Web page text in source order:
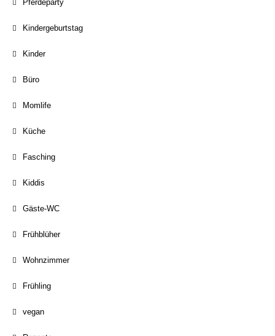
Pferdeparty
Kindergeburtstag
Kinder
Büro
Momlife
Küche
Fasching
Kiddis
Gäste-WC
Frühblüher
Wohnzimmer
Frühling
vegan